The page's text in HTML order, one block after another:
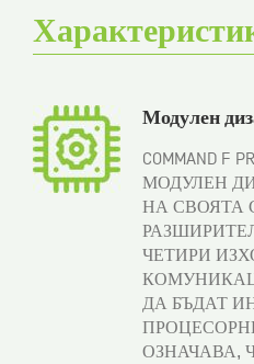
Модулен
COMMAND
МОДУЛЕН
НА СВОЯТА
ЧЕТИРИ
ДА БЪДАТ
ОЗНАЧАВА,